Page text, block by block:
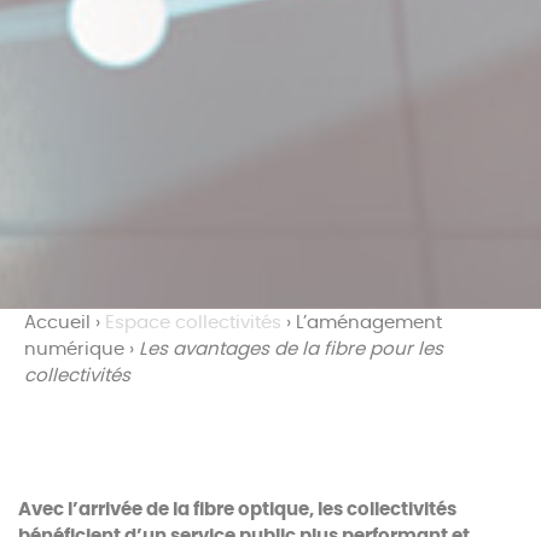
Accueil › Espace collectivités › L’aménagement
numérique › Les avantages de la fibre pour les
collectivités
Avec l’arrivée de la fibre optique, les collectivités